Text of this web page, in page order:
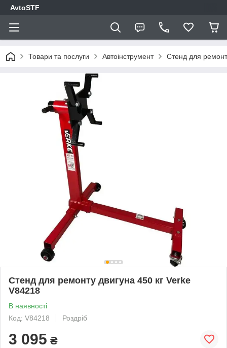
AvtoSTF
Товари та послуги Автоінструмент Стенд для
Стенд для ремонту двигуна 450 кг Verke
V84218
В наявності
Код: V84218
Роздріб
3 095 ₴